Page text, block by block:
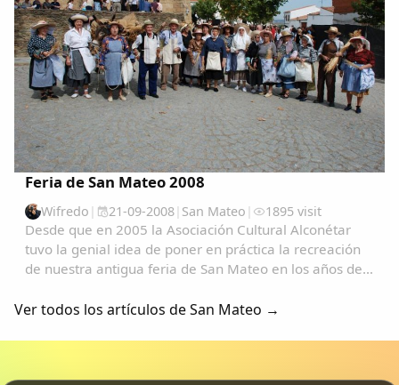
Feria de San Mateo 2008
Wifredo | 21-09-2008| San Mateo | 1895 visit
Desde que en 2005 la Asociación Cultural Alconétar
tuvo la genial idea de poner en práctica la recreación
de nuestra antigua feria de San Mateo en los años de
Etnográfica en vivo, la sensación de decadencia...
Ver todos los artículos de San Mateo →